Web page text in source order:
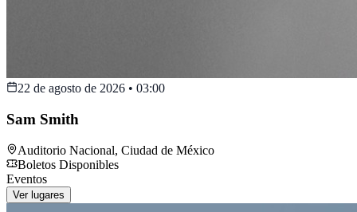
22 de agosto de 2026 • 03:00
Sam Smith
Auditorio Nacional, Ciudad de México
Boletos Disponibles
Eventos
Ver lugares